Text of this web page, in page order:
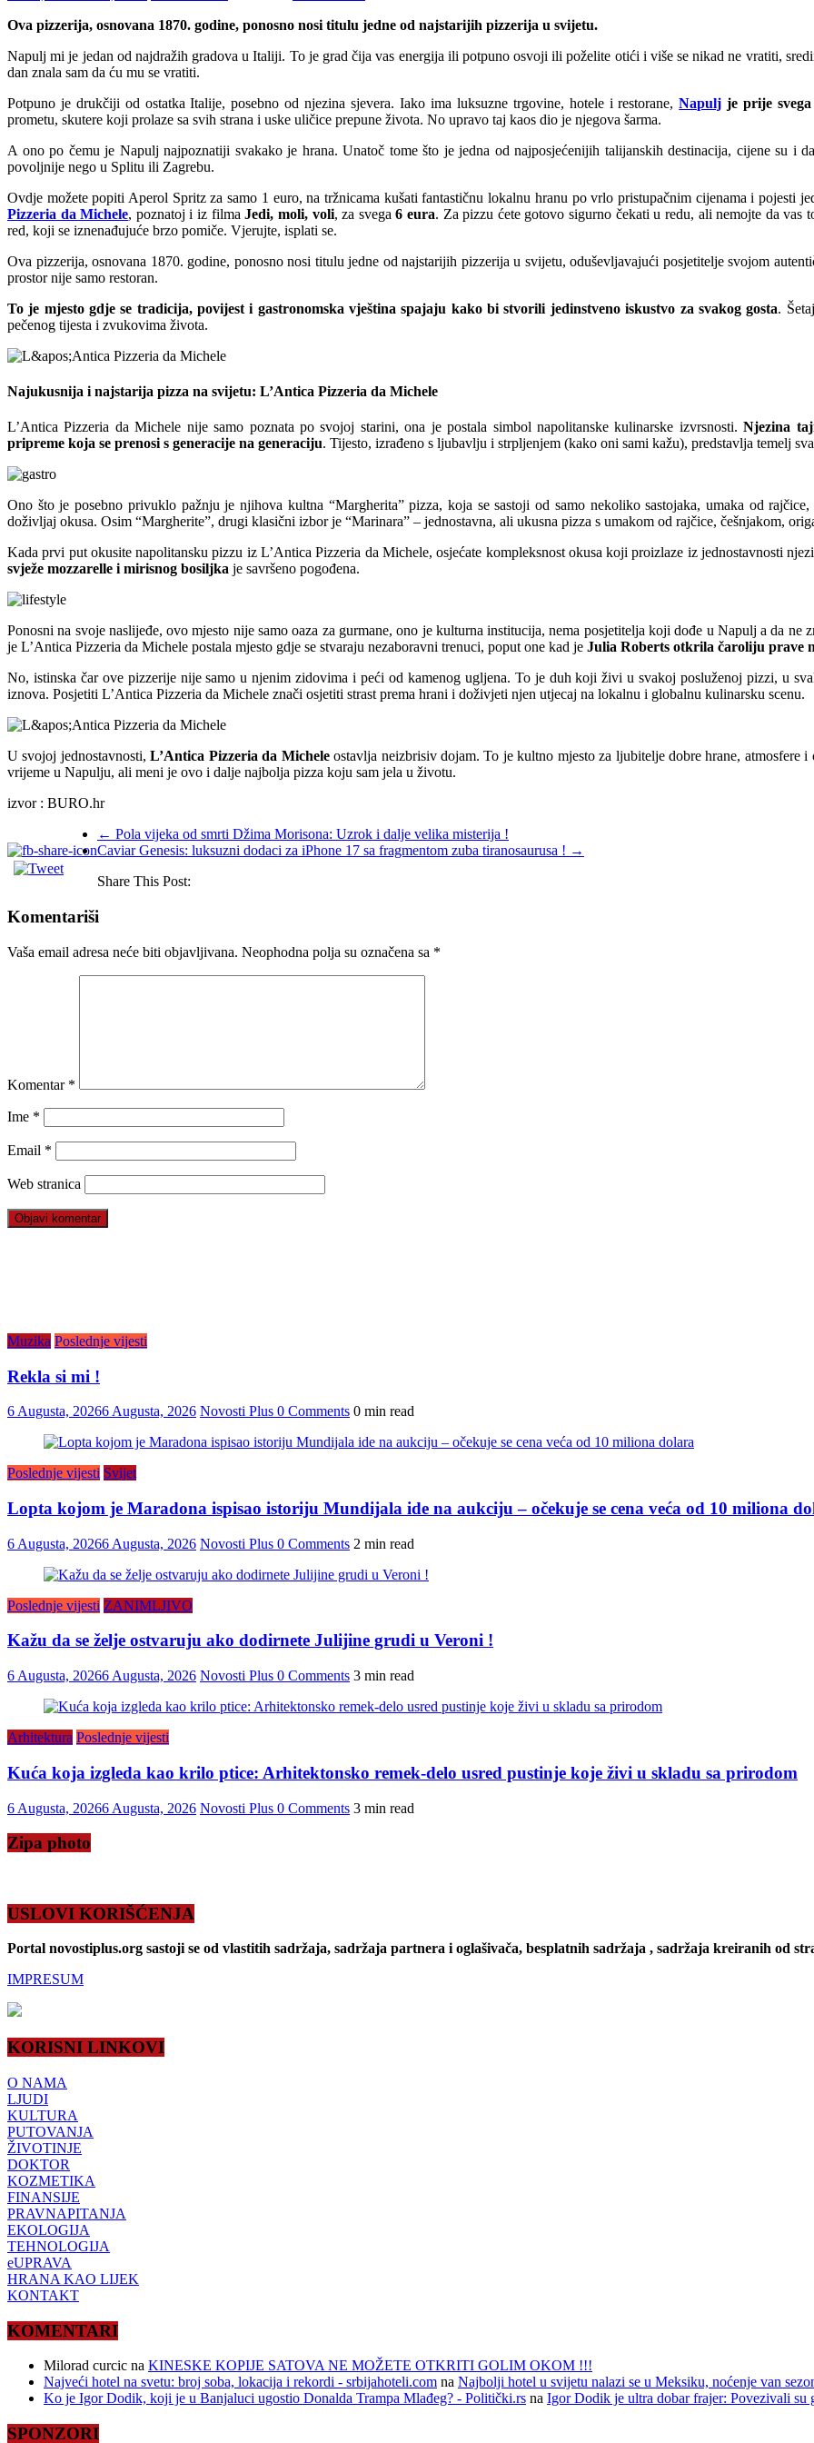
Ova pizzerija, osnovana 1870. godine, ponosno nosi titulu jedne od najstarijih pizzerija u svijetu.
Napulj mi je jedan od najdražih gradova u Italiji. To je grad čija vas energija ili potpuno osvoji ili poželite otići i više se nikad ne vratiti,
dan znala sam da ću mu se vratiti.
Potpuno je drukčiji od ostatka Italije, posebno od njezina sjevera. Iako ima luksuzne trgovine, hotele i restorane,Napulj je prije
prometu, skutere koji prolaze sa svih strana i uske uličice prepune života. No upravo taj kaos dio je njegova šarma.
A ono po čemu je Napulj najpoznatiji svakako je hrana. Unatoč tome što je jedna od najposjećenijih talijanskih destinacija, cijene su i
povoljnije nego u Splitu ili Zagrebu.
Ovdje možete popiti Aperol Spritz za samo 1 euro, na tržnicama kušati fantastičnu lokalnu hranu po vrlo pristupačnim cijenama i pojesti
Pizzeria da Michele, poznatoj i iz filmaJedi, moli, voli, za svega6 eura. Za pizzu ćete gotovo sigurno čekati u redu, ali nemojte da
red, koji se iznenađujuće brzo pomiče. Vjerujte, isplati se.
Ova pizzerija, osnovana 1870. godine, ponosno nosi titulu jedne od najstarijih pizzerija u svijetu, oduševljavajući posjetitelje svojom
prostor nije samo restoran.
To je mjesto gdje se tradicija, povijest i gastronomska vještina spajaju kako bi stvorili jedinstveno iskustvo za svakog gosta.
pečenog tijesta i zvukovima života.
Najukusnija i najstarija pizza na svijetu: L’Antica Pizzeria da Michele
L’Antica Pizzeria da Michele nije samo poznata po svojoj starini, ona je postala simbol napolitanske kulinarske izvrsnosti.Njezina
pripreme koja se prenosi s generacije na generaciju. Tijesto, izrađeno s ljubavlju i strpljenjem (kako oni sami kažu), predstavlja temelj
Ono što je posebno privuklo pažnju je njihova kultna “Margherita” pizza, koja se sastoji od samo nekoliko sastojaka, umaka od
doživljaj okusa. Osim “Margherite”, drugi klasični izbor je “Marinara” – jednostavna, ali ukusna pizza s umakom od rajčice, češnjakom,
Kada prvi put okusite napolitansku pizzu iz L’Antica Pizzeria da Michele, osjećate kompleksnost okusa koji proizlaze iz jednostavnosti
svježe mozzarelle i mirisnog bosiljka je savršeno pogođena.
Ponosni na svoje naslijeđe, ovo mjesto nije samo oaza za gurmane, ono je kulturna institucija, nema posjetitelja koji dođe u Napulj a da
je L’Antica Pizzeria da Michele postala mjesto gdje se stvaraju nezaboravni trenuci, poput one kad je Julia Roberts otkrila čaroliju prave
No, istinska čar ove pizzerije nije samo u njenim zidovima i peći od kamenog ugljena. To je duh koji živi u svakoj posluženoj pizzi, u
iznova. Posjetiti L’Antica Pizzeria da Michele znači osjetiti strast prema hrani i doživjeti njen utjecaj na lokalnu i globalnu kulinarsku scenu.
U svojoj jednostavnosti, L’Antica Pizzeria da Micheleostavlja neizbrisiv dojam. To je kultno mjesto za ljubitelje dobre hrane, atmosfere
vrijeme u Napulju, ali meni je ovo i dalje najbolja pizza koju sam jela u životu.
izvor : BURO.hr
← Pola vijeka od smrti Džima Morisona: Uzrok i dalje velika misterija !
Caviar Genesis: luksuzni dodaci za iPhone 17 sa fragmentom zuba tiranosaurusa ! →
Share This Post:
Komentariši
Vaša email adresa neće biti objavljivana. Neophodna polja su označena sa *
Komentar *
Ime *
Email *
Web stranica
Muzika Poslednje vijesti
Rekla si mi !
6 Augusta, 20266 Augusta, 2026 Novosti Plus 0 Comments 0 min read
Poslednje vijesti Svijet
Lopta kojom je Maradona ispisao istoriju Mundijala ide na aukciju – očekuje se cena veća od 10 miliona
6 Augusta, 20266 Augusta, 2026 Novosti Plus 0 Comments 2 min read
Poslednje vijesti ZANIMLJIVO
Kažu da se želje ostvaruju ako dodirnete Julijine grudi u Veroni !
6 Augusta, 20266 Augusta, 2026 Novosti Plus 0 Comments 3 min read
Arhitektura Poslednje vijesti
Kuća koja izgleda kao krilo ptice: Arhitektonsko remek-delo usred pustinje koje živi u skladu sa prirodom
6 Augusta, 20266 Augusta, 2026 Novosti Plus 0 Comments 3 min read
Zipa photo
USLOVI KORIŠĆENJA
Portal novostiplus.org sastoji se od vlastitih sadržaja, sadržaja partnera i oglašivača, besplatnih sadržaja , sadržaja kreiranih od
IMPRESUM
KORISNI LINKOVI
O NAMA
LJUDI
KULTURA
PUTOVANJA
ŽIVOTINJE
DOKTOR
KOZMETIKA
FINANSIJE
PRAVNAPITANJA
EKOLOGIJA
TEHNOLOGIJA
eUPRAVA
HRANA KAO LIJEK
KONTAKT
KOMENTARI
Milorad curcic na KINESKE KOPIJE SATOVA NE MOŽETE OTKRITI GOLIM OKOM !!!
Najveći hotel na svetu: broj soba, lokacija i rekordi - srbijahoteli.com na Najbolji hotel u svijetu nalazi se u Meksiku, noćenje van
Ko je Igor Dodik, koji je u Banjaluci ugostio Donalda Trampa Mlađeg? - Politički.rs na Igor Dodik je ultra dobar frajer: Povezivali su
SPONZORI